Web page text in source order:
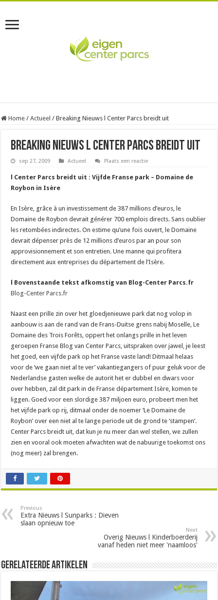
Home / Actueel / Breaking Nieuws l Center Parcs breidt uit
Breaking Nieuws l Center Parcs breidt uit
sep 27, 2009 Actueel Plaats een reactie
l Center Parcs breidt uit : Vijfde Franse park – Domaine de
Roybon in Isère
En Isère, grâce à un investissement de 387 millions d’euros, le
Domaine de Roybon devrait générer 700 emplois directs. Sans oublier
les retombées indirectes. On estime qu’une fois ouvert, le Domaine
devrait dépenser près de 12 millions d’euros par an pour son
approvisionnement et son entretien. Une manne qui profitera
directement aux entreprises du département de l’Isère.
l Bovenstaande tekst afkomstig van Blog-Center Parcs.fr
Blog-Center Parcs.fr
Naast een prille zin over het gloedjenieuwe park dat nog volop in
aanbouw is aan de rand van de Frans-Duitse grens nabij Moselle, Le
Domaine des Trois Forêts, oppert het onlangs prille in het leven
geroepen Franse Blog van Center Parcs, uitspraken over jawel, je leest
het goed, een vijfde park op het Franse vaste land! Ditmaal helaas
voor de ‘we gaan niet al te ver’ vakantiegangers of puur geluk voor de
Nederlandse gasten welke de autorit het er dubbel en dwars voor
over hebben, zal dit park in de Franse département Isère, komen te
liggen. Goed voor een slordige 387 miljoen euro, probeert men het
het vijfde park op rij, ditmaal onder de noemer ‘Le Domaine de
Roybon’ over een niet al te lange periode uit de grond te ‘stampen’.
Center Parcs breidt uit, dat kun je nu meer dan wel stellen, we zullen
zien en vooral ook moeten afwachten wat de nabuurige toekomst ons
(nog meer) zal brengen.
Previous
Extra Nieuws l Sunparks : Dieven
slaan opnieuw toe
Next
Overig Nieuws l Kinderboerderij
vanaf heden niet meer 'naamloos'
Gerelateerde Artikelen